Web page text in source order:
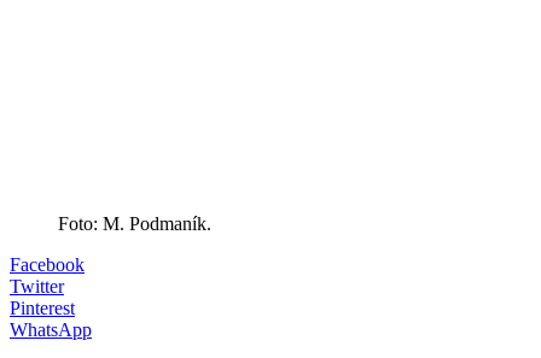
Foto: M. Podmaník.
Facebook
Twitter
Pinterest
WhatsApp